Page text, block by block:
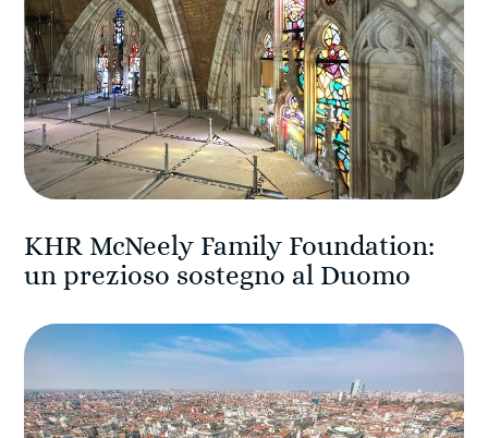
KHR McNeely Family Foundation:
un prezioso sostegno al Duomo